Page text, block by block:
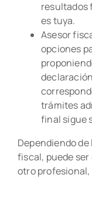
resultados
es tuya.
Asesor
opciones
trámites
final sigue
Dependiendo
fiscal, puede
otro profesional,